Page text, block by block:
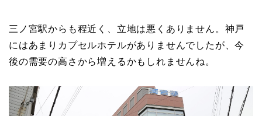
三ノ宮駅からも程近く、立地は悪くありません。神戸
にはあまりカプセルホテルがありませんでしたが、今
後の需要の高さから増えるかもしれませんね。